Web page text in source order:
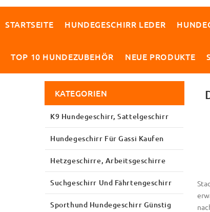
STARTSEITE HUNDEGESCHIRR LEDER
TOP 10 HUNDEZUBEHÖR NEUE PRODUKTE
KATEGORIEN
K9 Hundegeschirr, Sattelgeschirr
Hundegeschirr Für Gassi Kaufen
Hetzgeschirre, Arbeitsgeschirre
Suchgeschirr Und Fährtengeschirr
Sporthund Hundegeschirr Günstig